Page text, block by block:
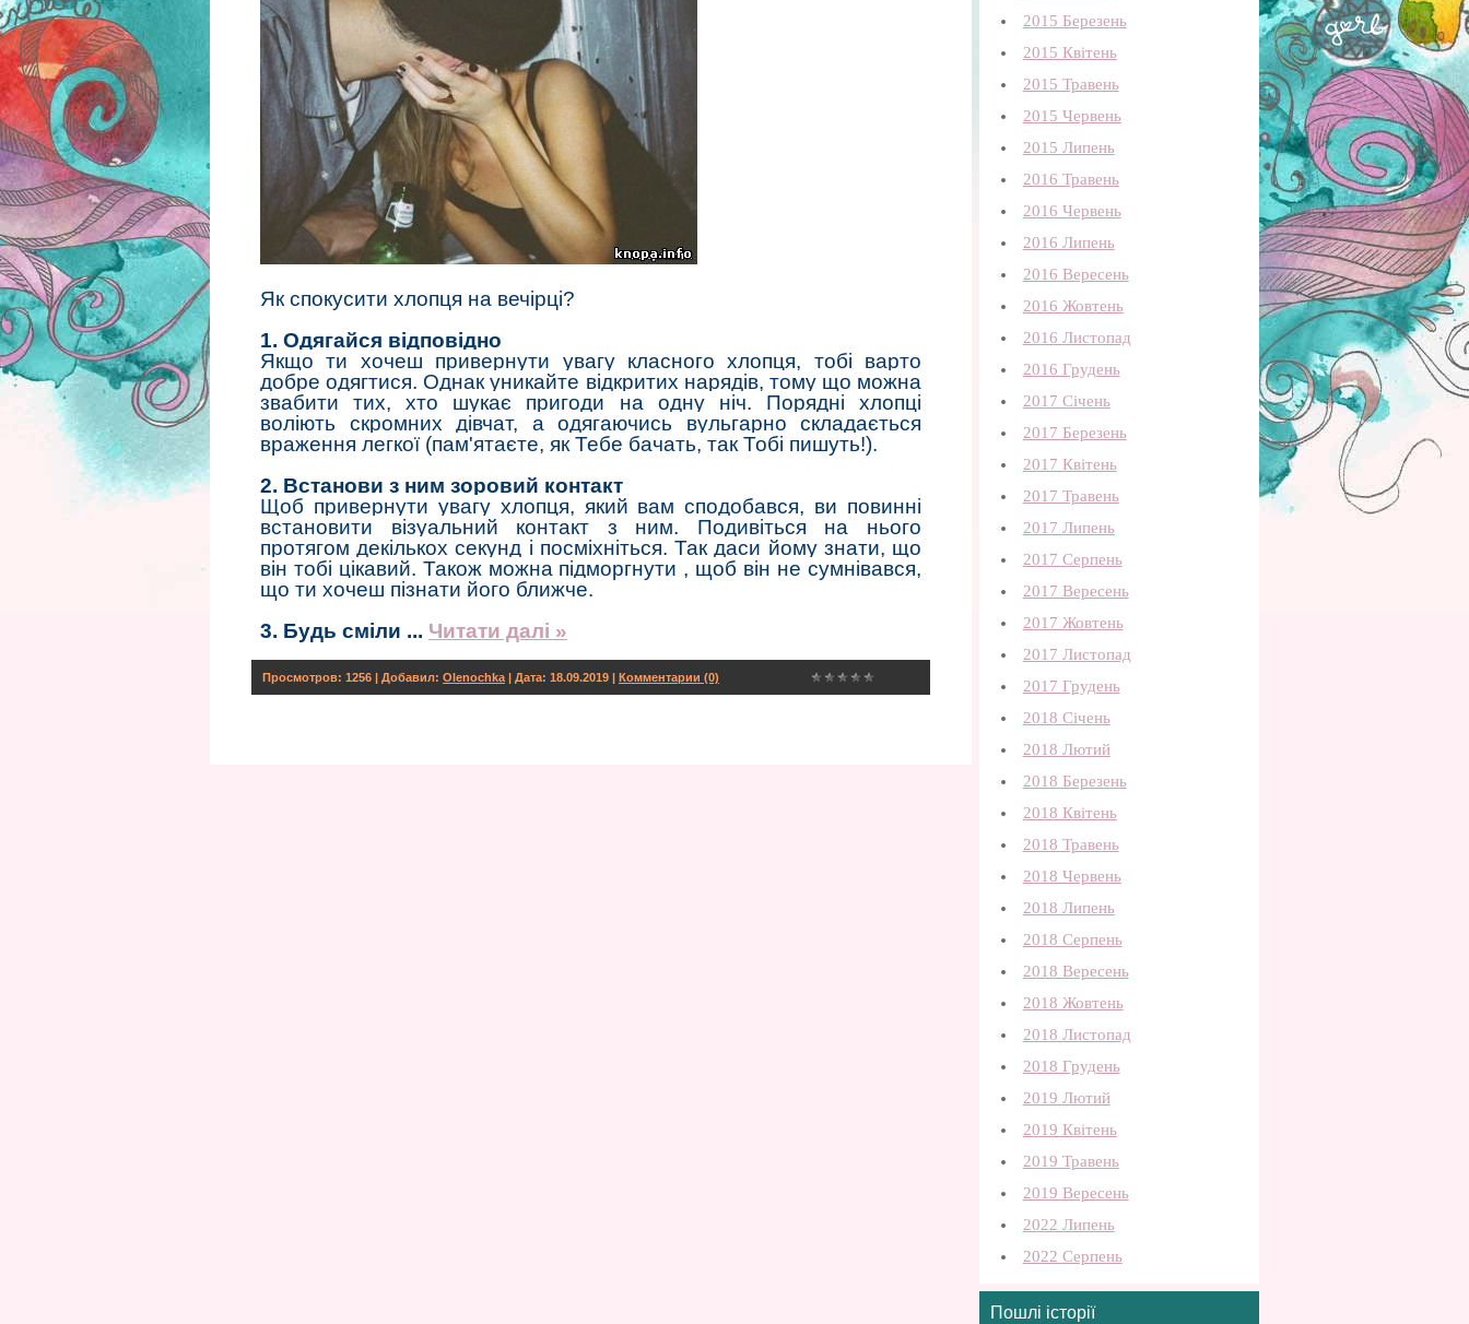
Як спокусити хлопця на вечірці?
1. Одягайся відповідно
Якщо ти хочеш привернути увагу класного хлопця, тобі варто
добре одягтися. Однак уникайте відкритих нарядів, тому що можна
звабити тих, хто шукає пригоди на одну ніч. Порядні хлопці
воліють скромних дівчат, а одягаючись вульгарно складається
враження легкої (пам'ятаєте, як Тебе бачать, так Тобі пишуть!).
2. Встанови з ним зоровий контакт
Щоб привернути увагу хлопця, який вам сподобався, ви повинні
встановити візуальний контакт з ним. Подивіться на нього
протягом декількох секунд і посміхніться. Так даси йому знати, що
він тобі цікавий. Також можна підморгнути , щоб він не сумнівався,
що ти хочеш пізнати його ближче.
3. Будь сміли ... Читати далі »
Просмотров: 1256 | Добавил: Olenochka | Дата: 18.09.2019 | Комментарии (0)
2015 Березень
2015 Квітень
2015 Травень
2015 Червень
2015 Липень
2016 Травень
2016 Червень
2016 Липень
2016 Вересень
2016 Жовтень
2016 Листопад
2016 Грудень
2017 Січень
2017 Березень
2017 Квітень
2017 Травень
2017 Липень
2017 Серпень
2017 Вересень
2017 Жовтень
2017 Листопад
2017 Грудень
2018 Січень
2018 Лютий
2018 Березень
2018 Квітень
2018 Травень
2018 Червень
2018 Липень
2018 Серпень
2018 Вересень
2018 Жовтень
2018 Листопад
2018 Грудень
2019 Лютий
2019 Квітень
2019 Травень
2019 Вересень
2022 Липень
2022 Серпень
Пошлі історії